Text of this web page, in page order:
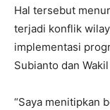
Hal tersebut
terjadi konflik
implementasi
Subianto dan
“Saya menitipkan